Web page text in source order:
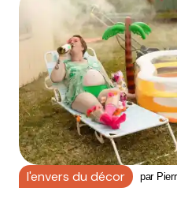
l'envers du décor par